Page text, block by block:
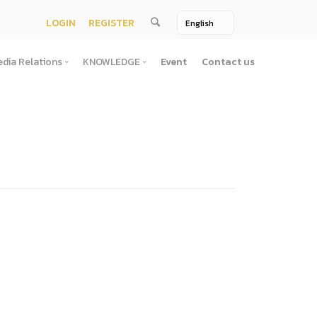
LOGIN REGISTER
Relations KNOWLEDGE Event Contact us